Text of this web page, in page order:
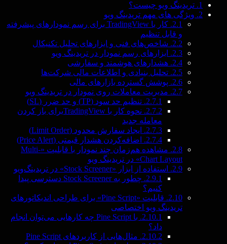
1. تریدینگ ویو چیست؟
2. ویژگی های مهم تریدینگ ویو
2.1.
کار با TradingView برای رسم نمودارهای پیشرفته
و قابل تنظیم
2.2. شاخص‌های فنی و ابزارهای تحلیل تکنیکال
2.3.
ابزارهای رسم نمودار در تریدینگ ویو
2.4. هشدارهای هوشمند و سفارشی
2.5. تحلیل بنیادی و اطلاعات مالی شرکت‌ها
2.6. پوشش گسترده بازارهای مالی
2.7. مدیریت معاملات روی نمودار در تریدینگ ویو
2.7.1. تنظیم حد سود (TP) و حد ضرر (SL)
2.7.2.
نحوه کار با TradingViewبرای باز کردن
معامله جدید
2.7.3.
ایجاد سفارش محدود (Limit Order)
2.7.4.
اضافه‌کردن هشدار قیمتی (Price Alert)
2.8.
مشاهده هم‌زمان چند نمودار با قابلیت «Multi-
Chart Layout» در تریدینگ ویو
2.9.
استفاده از ابزار «Stock Screener» در تریدینگ‌ویو
2.9.1.
چطور به Stock Screener دسترسی پیدا
کنیم؟
2.10.
قابلیت «Pine Script» برای طراحی اندیکاتورهای
تریدینگ ویو اختصاصی
2.10.1.
با Pine Script چه کارهایی می‌توان انجام
داد؟
2.10.2. مثال‌هایی از کاربردهای Pine Script